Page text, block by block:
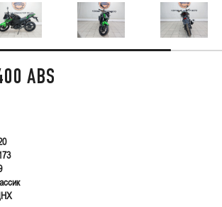
ABS